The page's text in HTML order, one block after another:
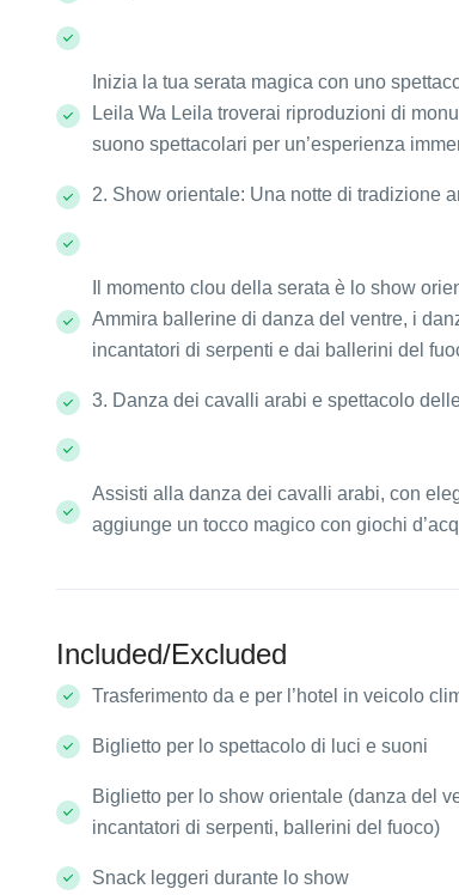
Inizia la tua serata magica con uno
Leila Wa Leila troverai riproduzioni di
suono spettacolari per un’esperienza
2. Show orientale: Una notte di tradizione
Il momento clou della serata è lo show
Ammira ballerine di danza del ventre, i
incantatori di serpenti e dai ballerini del
3. Danza dei cavalli arabi e spettacolo
Assisti alla danza dei cavalli arabi, con
aggiunge un tocco magico con giochi
Included/Excluded
Trasferimento da e per l’hotel in veicolo
Biglietto per lo spettacolo di luci e suoni
Biglietto per lo show orientale (danza del
incantatori di serpenti, ballerini del fuoco)
Snack leggeri durante lo show